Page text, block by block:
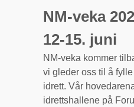
NM-veka
12-15. juni
NM-veka kommer
vi gleder oss til å
idrett. Vår
idrettshallene på